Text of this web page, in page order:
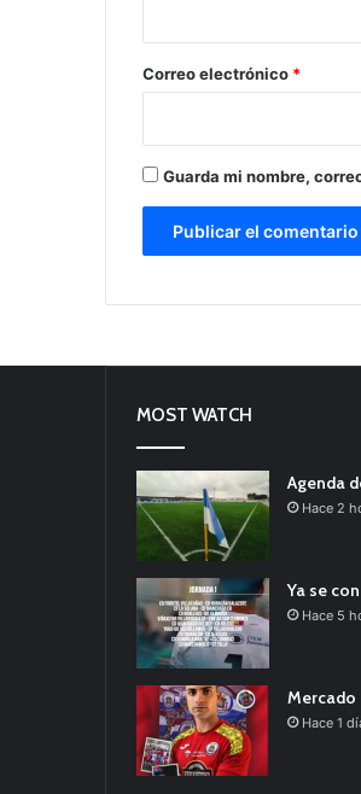
*
Correo electrónico *
Guarda mi nombre,
MOST WATCH
Agenda
Hace 2
Ya se
Hace 5
Mercado
Hace 1